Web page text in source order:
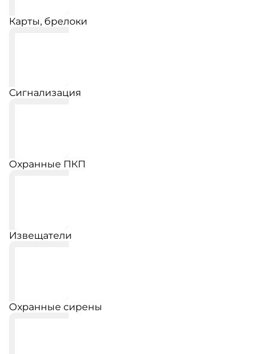
Карты, брелоки
Сигнализация
Охранные ПКП
Извещатели
Охранные сирены